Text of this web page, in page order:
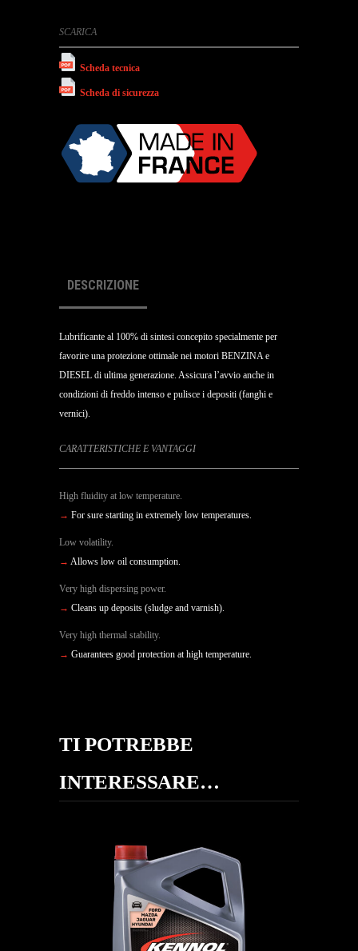
SCARICA
Scheda tecnica
Scheda di sicurezza
DESCRIZIONE
Lubrificante al 100% di sintesi concepito specialmente per
favorire una protezione ottimale nei motori BENZINA e
DIESEL di ultima generazione. Assicura l’avvio anche in
condizioni di freddo intenso e pulisce i depositi (fanghi e
vernici).
CARATTERISTICHE E VANTAGGI
High fluidity at low temperature.
→ For sure starting in extremely low temperatures.
Low volatility.
→ Allows low oil consumption.
Very high dispersing power.
→ Cleans up deposits (sludge and varnish).
Very high thermal stability.
→ Guarantees good protection at high temperature.
TI POTREBBE
INTERESSARE…
BOOST 5W-20 948-B